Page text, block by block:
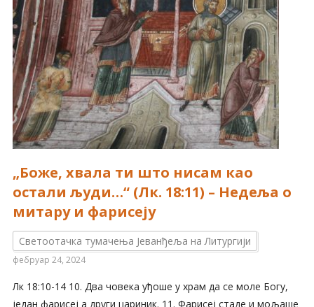
„Боже, хвала ти што нисам као
остали људи…“ (Лк. 18:11) – Недеља о
митару и фарисеју
Светоотачка тумачења Јеванђеља на Литургији
фебруар 24, 2024
Лк 18:10-14 10. Два човека уђоше у храм да се моле Богу,
један фарисеј а други цариник. 11. Фарисеј стаде и мољаше